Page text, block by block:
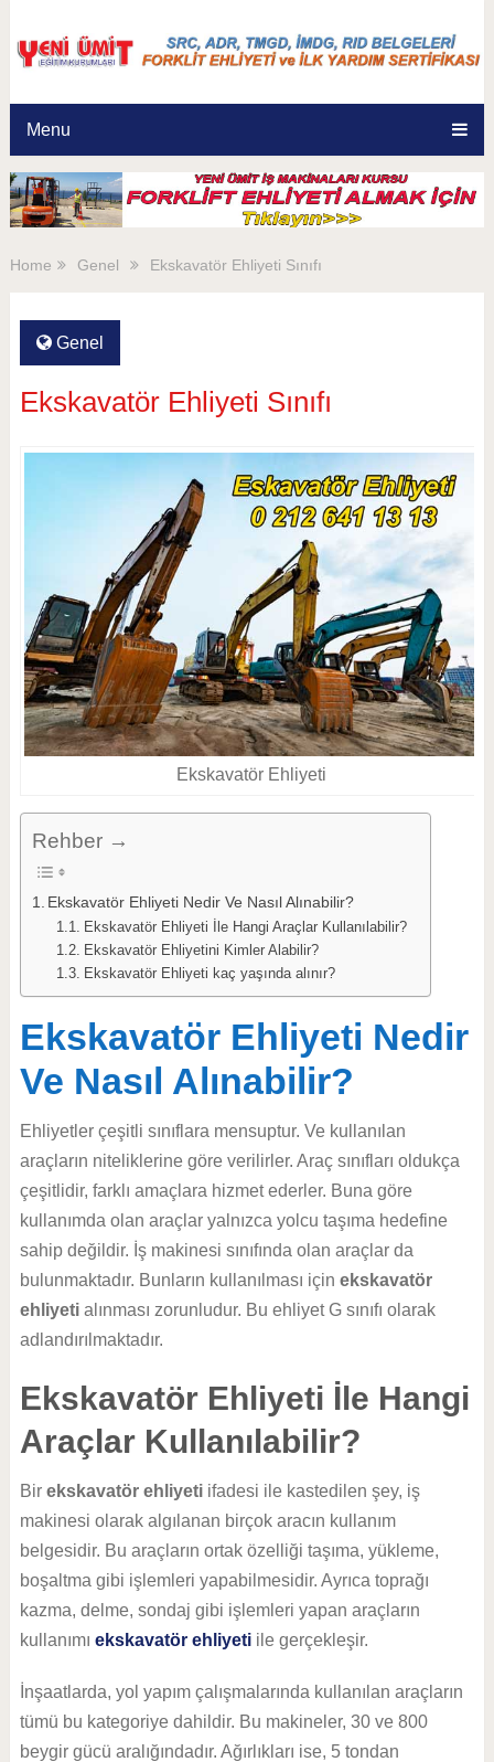
Menu
Home Genel Ekskavatör Ehliyeti Sınıfı
Genel
Ekskavatör Ehliyeti Sınıfı
Ekskavatör Ehliyeti
Rehber →
Ekskavatör Ehliyeti Nedir Ve Nasıl Alınabilir?
Ekskavatör Ehliyeti İle Hangi Araçlar Kullanılabilir?
Ekskavatör Ehliyetini Kimler Alabilir?
Ekskavatör Ehliyeti kaç yaşında alınır?
Ekskavatör Ehliyeti Nedir
Ve Nasıl Alınabilir?
Ehliyetler çeşitli sınıflara mensuptur. Ve kullanılan
araçların niteliklerine göre verilirler. Araç sınıfları oldukça
çeşitlidir, farklı amaçlara hizmet ederler. Buna göre
kullanımda olan araçlar yalnızca yolcu taşıma hedefine
sahip değildir. İş makinesi sınıfında olan araçlar da
bulunmaktadır. Bunların kullanılması için ekskavatör
ehliyeti alınması zorunludur. Bu ehliyet G sınıfı olarak
adlandırılmaktadır.
Ekskavatör Ehliyeti İle Hangi
Araçlar Kullanılabilir?
Birekskavatör ehliyetiifadesi ile kastedilen şey, iş
makinesi olarak algılanan birçok aracın kullanım
belgesidir. Bu araçların ortak özelliği taşıma, yükleme,
boşaltma gibi işlemleri yapabilmesidir. Ayrıca toprağı
kazma, delme, sondaj gibi işlemleri yapan araçların
kullanımı ekskavatör ehliyetiile gerçekleşir.
İnşaatlarda, yol yapım çalışmalarında kullanılan araçların
tümü bu kategoriye dahildir. Bu makineler, 30 ve 800
beygir gücü aralığındadır. Ağırlıkları ise, 5 tondan